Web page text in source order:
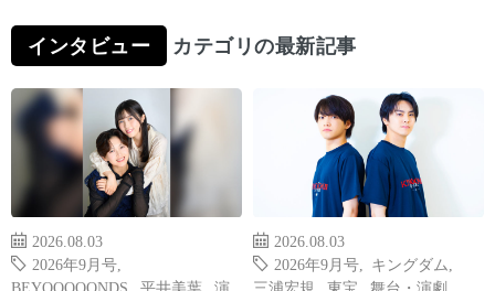
インタビュー カテゴリの最新記事
2026.08.03
2026年9月号
BEYOOOOONDS
平井美葉
演
2026.08.03
2026年9月号
キングダム
三浦宏規
東宝 舞台・演劇